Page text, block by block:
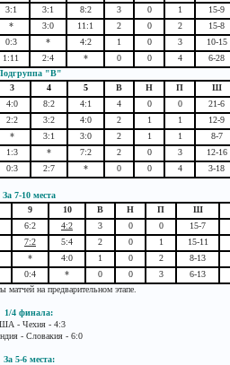
3:1 3:1 8:2 3 0 1 15-9
* 3:0 11:1 2 0 2 15-8
0:3 * 4:2 1 0 3 10-15
1:11 2:4 * 0 0 4 6-28
"B"
3 4 5 В Н П Ш
4:0 8:2 4:1 4 0 0 21-6
2:2 3:2 4:0 2 1 1 12-9
* 3:1 3:0 2 1 1 8-7
1:3 * 7:2 2 0 3 12-16
0:3 2:7 * 0 0 4 3-18
За 7-10 места
9 10 В Н П Ш
6:2 4:2 3 0 0 15-7
7:2 5:4 2 0 1 15-11
* 4:0 1 0 2 8-13
0:4 * 0 0 3 6-13
матчей на предварительном этапе.
1/4 финала:
- Чехия - 4:3
- Словакия - 6:0
За 5-6 места: